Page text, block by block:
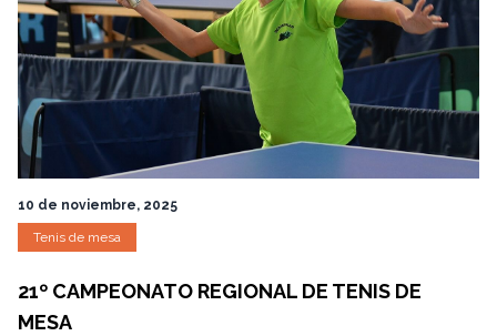
10 de noviembre, 2025
Tenis de mesa
21º CAMPEONATO REGIONAL DE TENIS DE
MESA